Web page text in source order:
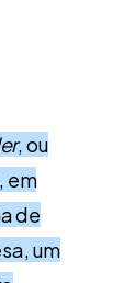
, ou
, em
de
um